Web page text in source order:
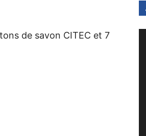
de savon CITEC et 7